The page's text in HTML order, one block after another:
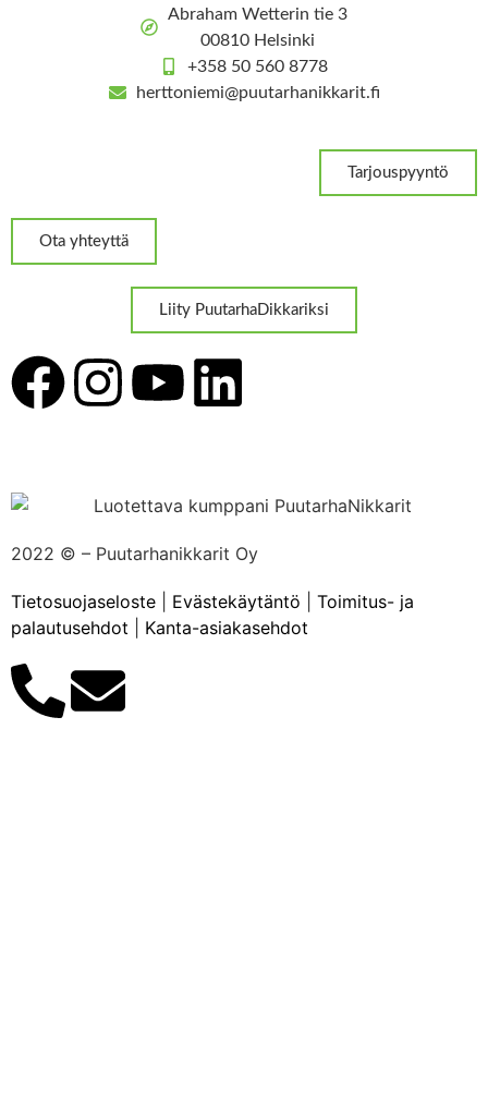
Abraham Wetterin tie 3
00810 Helsinki
+358 50 560 8778
herttoniemi@puutarhanikkarit.fi
Tarjouspyyntö
Ota yhteyttä
Liity PuutarhaDikkariksi
2022 © – Puutarhanikkarit Oy
Tietosuojaseloste Evästekäytäntö
Toimitus- ja
palautusehdot
Kanta-asiakasehdot